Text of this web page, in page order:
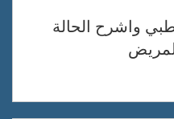
واشرح الحالة